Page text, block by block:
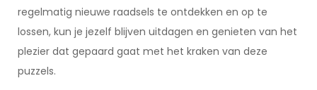
regelmatig nieuwe raadsels te ontdekken en op te
lossen, kun je jezelf blijven uitdagen en genieten van het
plezier dat gepaard gaat met het kraken van deze
puzzels.